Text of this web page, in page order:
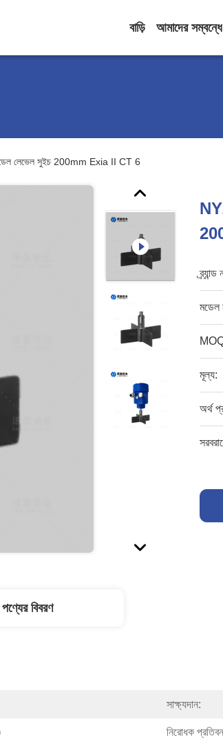
বাড়ি আমাদের সম্বন্ধে
লেভেল সুইচ 200mm Exia II CT 6
ব্র্যান্ড
মডেল
মূল্য:
অর্থ
পণ্যের বিবরণ
সাক্ষ্যদান:
নিরোধক